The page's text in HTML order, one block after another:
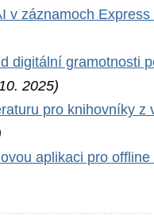
v záznamoch
digitální gramotnosti
2025)
pro knihovníky z
aplikaci pro